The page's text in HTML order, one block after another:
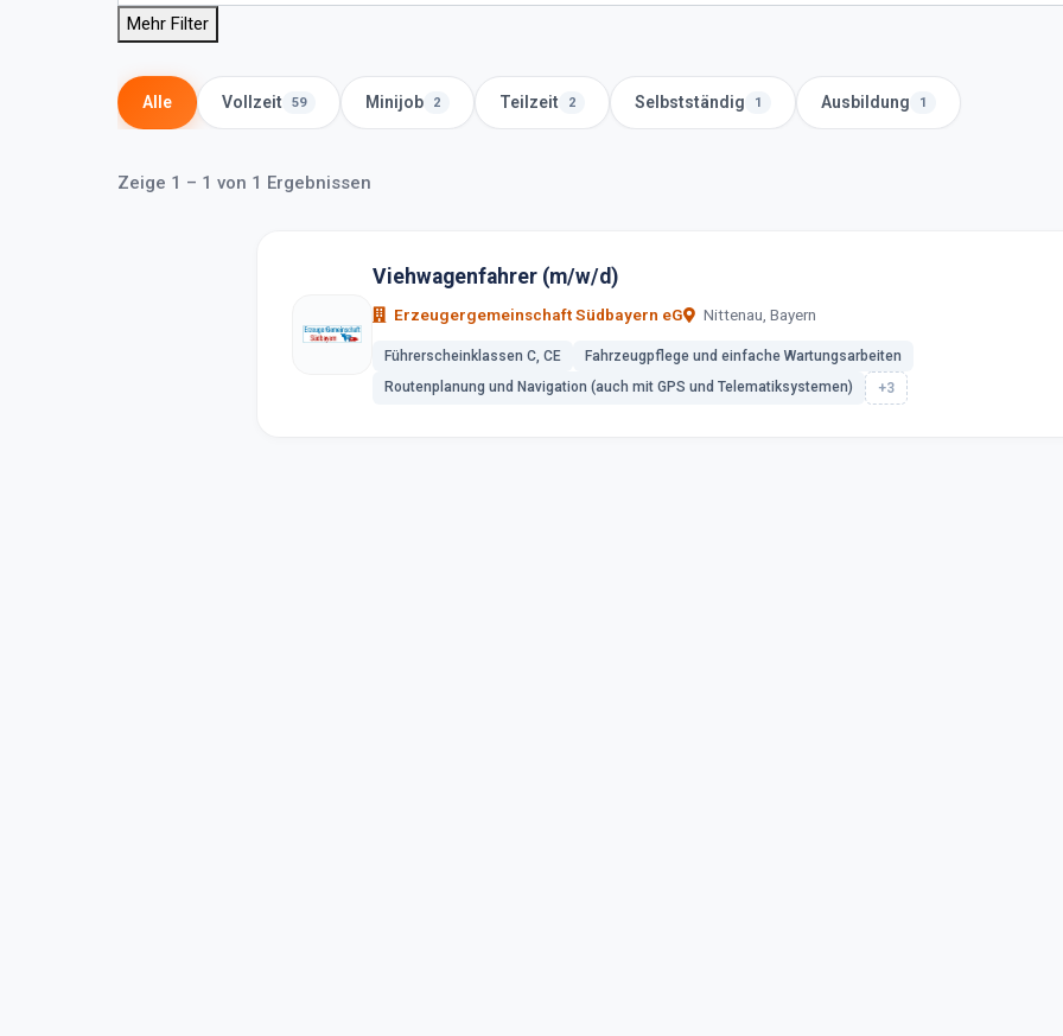
Mehr Filter
Alle Vollzeit 59 Minijob 2 Teilzeit 2 Selbstständig 1 Ausbildung 1
Zeige 1 – 1 von 1 Ergebnissen
Viehwagenfahrer (m/w/d)
Erzeugergemeinschaft Südbayern eG Nittenau, Bayern
Führerscheinklassen C, CE
Fahrzeugpflege und einfache Wartungsarbeiten
Routenplanung und Navigation (auch mit GPS und Telematiksystemen)
+3